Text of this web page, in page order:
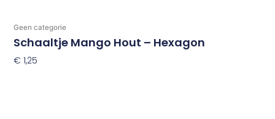
Geen categorie
Schaaltje Mango Hout – Hexagon
€ 1,25